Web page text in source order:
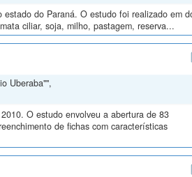
do Paraná. O estudo foi realizado em
ciliar, soja, milho, pastagem, reserva...
Uberaba"",
O estudo envolveu a abertura de 83
de fichas com características